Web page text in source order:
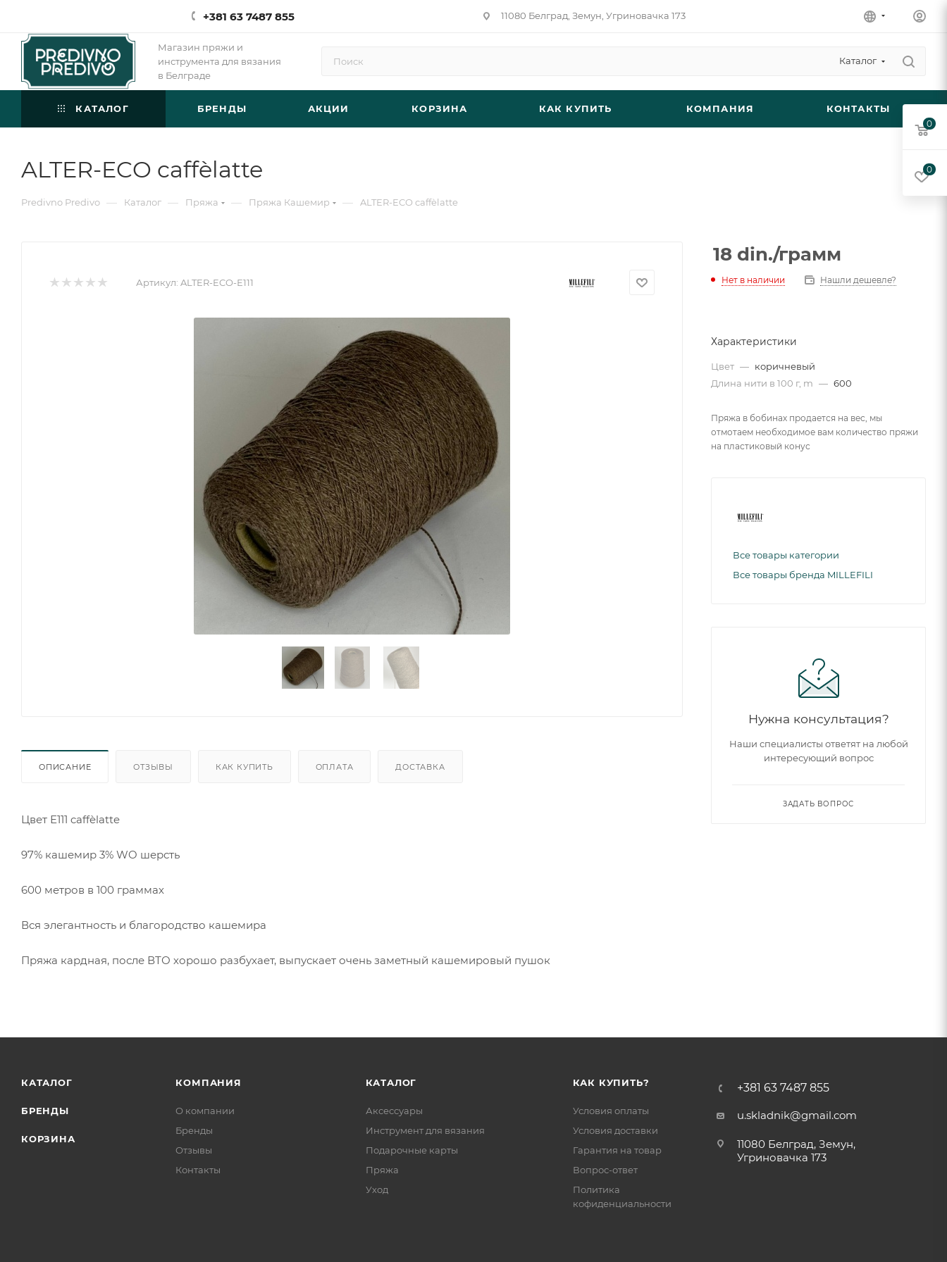
+381 63 7487 855 11080 Белград, Земун, Угриновачка 173
Магазин пряжи и
инструмента для вязания
в Белграде
Каталог
КАТАЛОГ БРЕНДЫ АКЦИИ КОРЗИНА КАК КУПИТЬ КОМПАНИЯ КОНТАКТЫ
ALTER-ECO caffèlatte
Predivno Predivo — Каталог — Пряжа — Пряжа Кашемир — ALTER-ECO caffèlatte
Артикул: ALTER-ECO-Е111
ОПИСАНИЕ ОТЗЫВЫ КАК КУПИТЬ ОПЛАТА ДОСТАВКА
Цвет Е111 caffèlatte
97% кашемир 3% WO шерсть
600 метров в 100 граммах
Вся элегантность и благородство кашемира
Пряжа кардная, после ВТО хорошо разбухает, выпускает очень заметный кашемировый пушок
18 din./грамм
Нет в наличии Нашли дешевле?
Характеристики
Цвет — коричневый
Длина нити в 100 г, m — 600
Пряжа в бобинах продается на вес, мы
отмотаем необходимое вам количество пряжи
на пластиковый конус
Все товары категории
Все товары бренда MILLEFILI
Нужна консультация?
Наши специалисты ответят на любой
интересующий вопрос
ЗАДАТЬ ВОПРОС
КАТАЛОГ
БРЕНДЫ
КОРЗИНА
КОМПАНИЯ
О компании
Бренды
Отзывы
Контакты
КАТАЛОГ
Аксессуары
Инструмент для вязания
Подарочные карты
Пряжа
Уход
КАК КУПИТЬ?
Условия оплаты
Условия доставки
Гарантия на товар
Вопрос-ответ
Политика
кофиденциальности
+381 63 7487 855
u.skladnik@gmail.com
11080 Белград, Земун,
Угриновачка 173
0
0